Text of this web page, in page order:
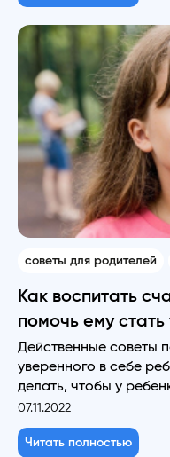
советы для родителей
Как воспитать
помочь ему
Действенные советы
уверенного в себе
делать, чтобы у
07.11.2022
Читать полностью